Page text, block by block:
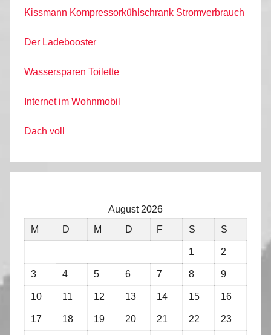
Kissmann Kompressorkühlschrank Stromverbrauch
Der Ladebooster
Wassersparen Toilette
Internet im Wohnmobil
Dach voll
August 2026
M
D M D F S S
1 2
3 4 5 6 7 8 9
10 11 12 13 14 15 16
17 18 19 20 21 22 23